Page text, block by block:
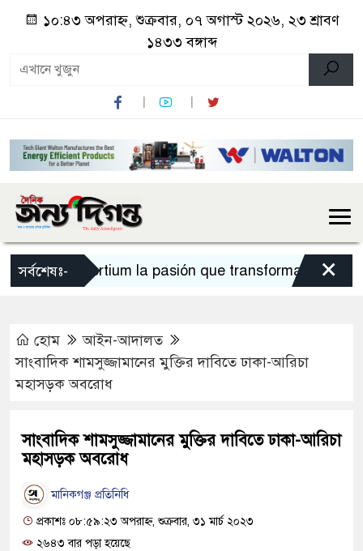
১০:৪৩ অপরাহ্ন, শুক্রবার, ০৭ অগাস্ট ২০২৬, ২৩ শ্রাবণ
১৪৩৩ বঙ্গাব্দ
সর্বশেষঃ-Sportium la pasión que transforma cada×
হোম
আইন-আদালত
সাংবাদিক শামসুজ্জামানের মুক্তির দাবিতে ঢাকা-আরিচা
মহাসড়ক অবরোধ
সাংবাদিক শামসুজ্জামানের মুক্তির দাবিতে ঢাকা-আরিচা
মহাসড়ক অবরোধ
মানিকগঞ্জ প্রতিনিধি
প্রকাশঃ ০৮:৫৯:২৩ অপরাহ্ন, শুক্রবার, ৩১ মার্চ ২০২৩
২৬৪৩ বার পড়া হয়েছে